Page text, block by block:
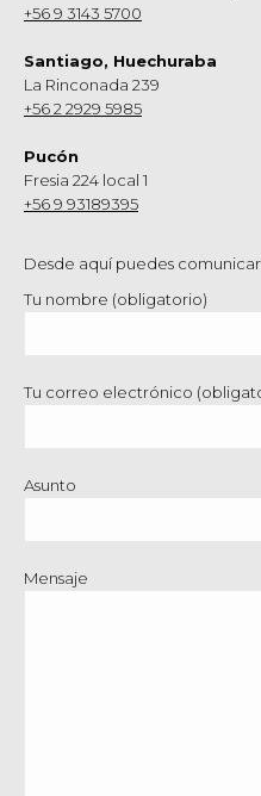
+56 9 3143 5700
Santiago, Huechuraba
La Rinconada 239
+56 2 2929 5985
Pucón
Fresia 224 local 1
+56 9 93189395
Desde aquí puedes
Tu nombre (obligatorio)
Tu correo electrónico
Asunto
Mensaje